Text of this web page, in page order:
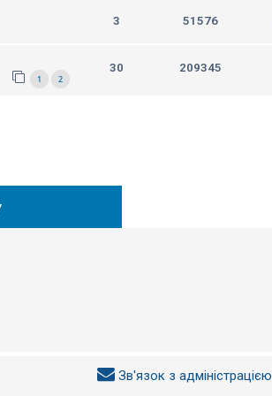
3 51576
1 2
30 209345
Зв'язок з адміністрацією